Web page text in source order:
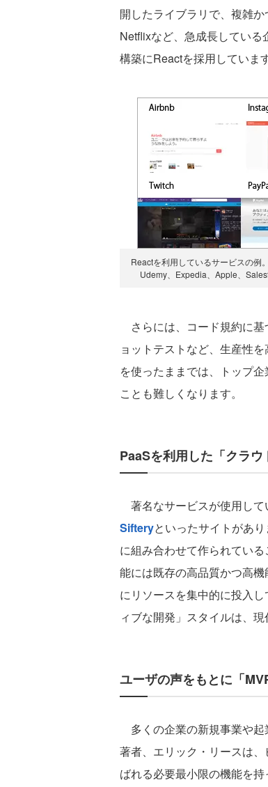
開したライブラリで、複雑
Netflixなど、急成長してい
構築にReactを採用しています
Reactを利用しているサービスの例
Udemy、Expedia、Apple、
さらには、コード規約に
ョットテストなど、生産性
を使ったままでは、トップ
ことも難しくなります。
PaaSを利用した「クラ
著名なサービスが使用し
Sifteryといったサイトがあ
に組み合わせて作られてい
能には既存の高品質かつ高
にリソースを集中的に投入
ィブな開発」スタイルは、
ユーザの声をもとに「
多くの企業の新規事業や
著者、エリック・リースは
ばれる必要最小限の機能を